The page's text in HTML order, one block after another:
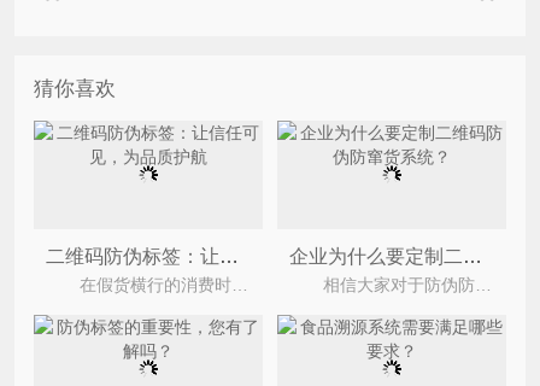
猜你喜欢
二维码防伪标签：让信任可见，为品质护航 企业为什么要定制二维码防伪防窜货系统？